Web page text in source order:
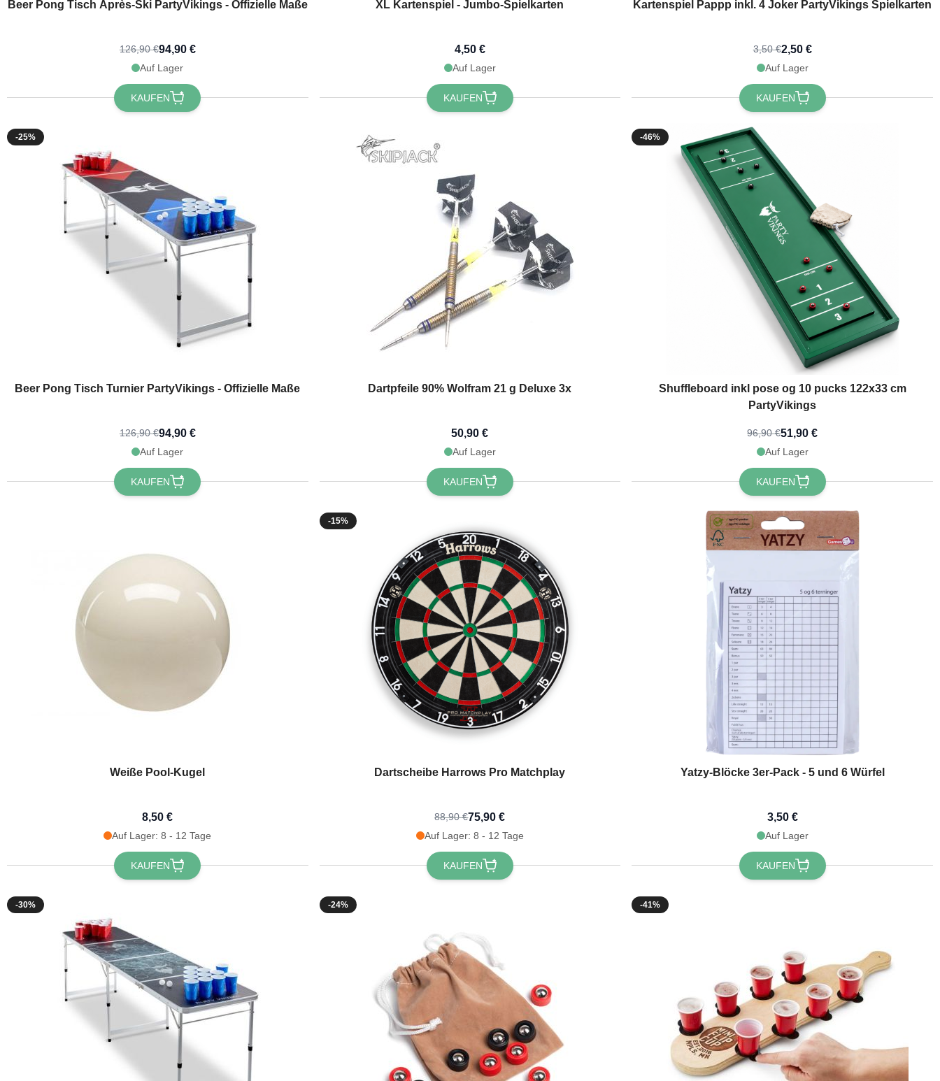
Beer Pong Tisch Après-Ski PartyVikings - Offizielle Maße
126,90 €94,90 €
Auf Lager
KAUFEN
XL Kartenspiel - Jumbo-Spielkarten
4,50 €
Auf Lager
KAUFEN
Kartenspiel Pappp inkl. 4 Joker PartyVikings Spielkarten
3,50 €2,50 €
Auf Lager
KAUFEN
-25%
Beer Pong Tisch Turnier PartyVikings - Offizielle Maße
126,90 €94,90 €
Auf Lager
KAUFEN
Dartpfeile 90% Wolfram 21 g Deluxe 3x
50,90 €
Auf Lager
KAUFEN
-46%
Shuffleboard inkl pose og 10 pucks 122x33 cm
PartyVikings
96,90 €51,90 €
Auf Lager
KAUFEN
Weiße Pool-Kugel
8,50 €
Auf Lager: 8 - 12 Tage
KAUFEN
-15%
Dartscheibe Harrows Pro Matchplay
88,90 €75,90 €
Auf Lager: 8 - 12 Tage
KAUFEN
Yatzy-Blöcke 3er-Pack - 5 und 6 Würfel
3,50 €
Auf Lager
KAUFEN
-30% -24% -41%
Möchtest du 10 % Rabatt
auf deine nächste
Bestellung, indem du dich für unseren
festlichen Newsletter anmeldest 🎉